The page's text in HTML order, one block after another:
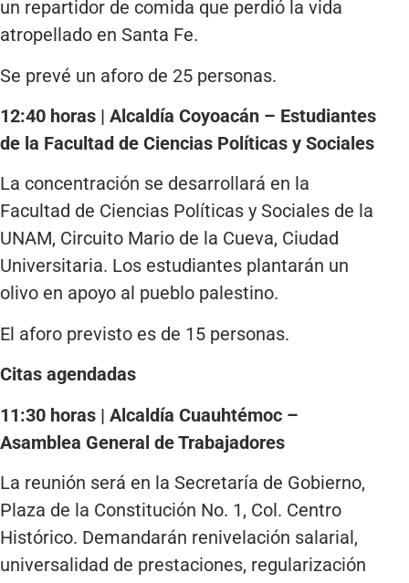
un repartidor de comida que perdió la vida
atropellado en Santa Fe.
Se prevé un aforo de 25 personas.
12:40 horas | Alcaldía Coyoacán – Estudiantes
de la Facultad de Ciencias Políticas y Sociales
La concentración se desarrollará en la
Facultad de Ciencias Políticas y Sociales de la
UNAM, Circuito Mario de la Cueva, Ciudad
Universitaria. Los estudiantes plantarán un
olivo en apoyo al pueblo palestino.
El aforo previsto es de 15 personas.
Citas agendadas
11:30 horas | Alcaldía Cuauhtémoc –
Asamblea General de Trabajadores
La reunión será en la Secretaría de Gobierno,
Plaza de la Constitución No. 1, Col. Centro
Histórico. Demandarán renivelación salarial,
universalidad de prestaciones, regularización